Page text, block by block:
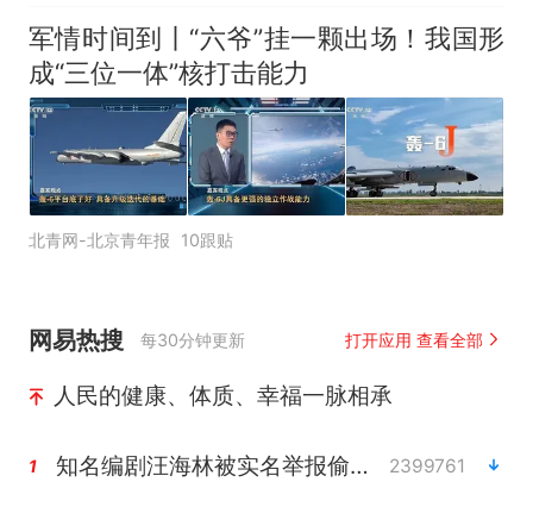
军情时间到丨“六爷”挂一颗出场！我国形
成“三位一体”核打击能力
北青网-北京青年报 10跟贴
网易热搜 每30分钟更新 打开应用 查看全部
人民的健康、体质、幸福一脉相承
1 知名编剧汪海林被实名举报偷税漏税 2399761